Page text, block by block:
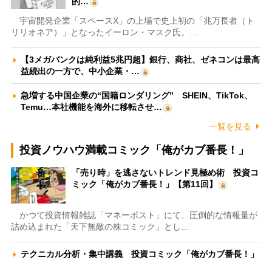
宇宙開発企業「スペースX」の上場で史上初の「兆万長者（ト
リリオネア）」となったイーロン・マスク氏。…
【3メガバンクは純利益5兆円超】銀行、商社、ゼネコンは最高
益続出の一方で、中小企業・…
急増する中国企業の“国籍ロンダリング” SHEIN、TikTok、
Temu…本社機能を海外に移転させ…
一覧を見る
投資ノウハウ満載コミック「俺がカブ番長！」
「売り時」を逃さないトレンド見極め術 投資コ
ミック「俺がカブ番長！」【第11回】
かつて投資情報雑誌「マネーポスト」にて、圧倒的な情報量が
詰め込まれた「天下無敵の株コミック」とし…
テクニカル分析・集中講義 投資コミック「俺がカブ番長！」